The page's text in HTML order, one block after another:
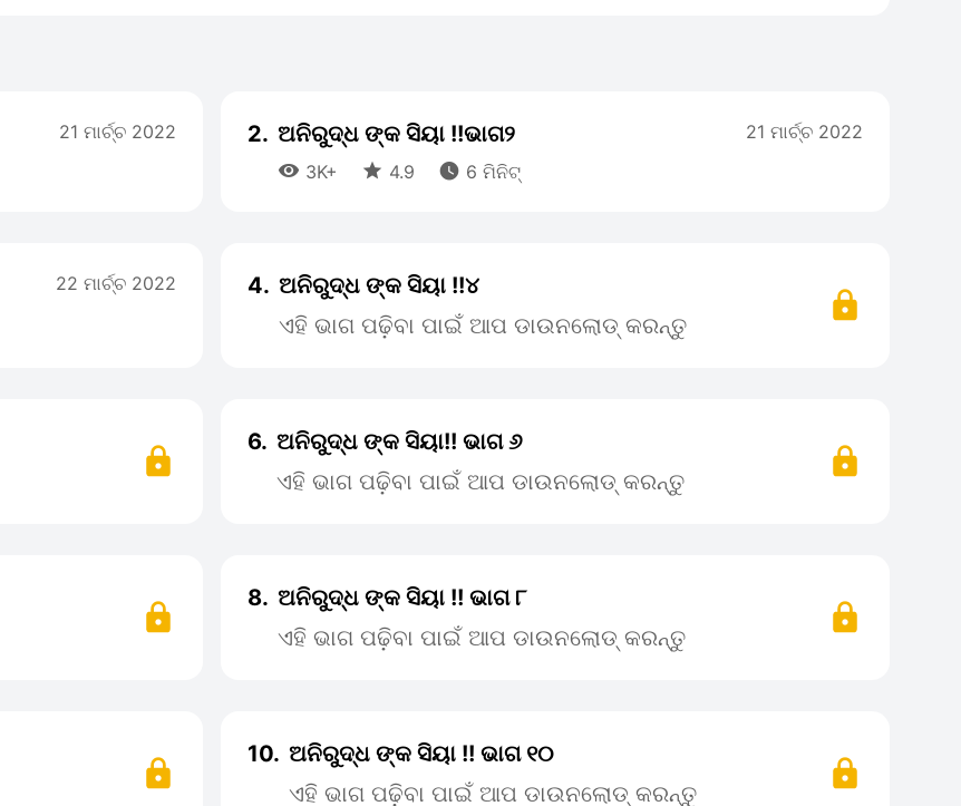
21 ମାର୍ଚ୍ଚ 2022 2. ଅନିରୁଦ୍ଧ ଙ୍କ ସିୟା !!ଭାଗ୨
 3K+  4.9  6 ମିନିଟ୍
21 ମାର୍ଚ୍ଚ 2022
22 ମାର୍ଚ୍ଚ 2022 4. ଅନିରୁଦ୍ଧ ଙ୍କ ସିୟା !!୪
ଏହି ଭାଗ ପଢ଼ିବା ପାଇଁ ଆପ ଡାଉନଲୋଡ୍ କରନ୍ତୁ
6. ଅନିରୁଦ୍ଧ ଙ୍କ ସିୟା!! ଭାଗ ୬
ଏହି ଭାଗ ପଢ଼ିବା ପାଇଁ ଆପ ଡାଉନଲୋଡ୍ କରନ୍ତୁ
8. ଅନିରୁଦ୍ଧ ଙ୍କ ସିୟା !! ଭାଗ ୮
ଏହି ଭାଗ ପଢ଼ିବା ପାଇଁ ଆପ ଡାଉନଲୋଡ୍ କରନ୍ତୁ
10. ଅନିରୁଦ୍ଧ ଙ୍କ ସିୟା !! ଭାଗ ୧୦
ଏହି ଭାଗ ପଢ଼ିବା ପାଇଁ ଆପ ଡାଉନଲୋଡ୍ କରନ୍ତୁ